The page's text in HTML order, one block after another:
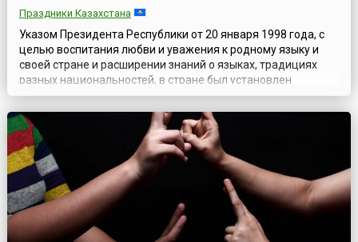
Праздники Казахстана
Указом Президента Республики от 20 января 1998 года, с
целью воспитания любви и уважения к родному языку и
своей стране и расширении знаний о языках, традициях
разных национальностей, в стране был установлен
праздник День языков народа Казахстана. Изначально он
отмечался в третье воскресенье сентября, а в
соответствии с Постановлением Правительства
Республики Казахстан от 31 октября 2017 года ...